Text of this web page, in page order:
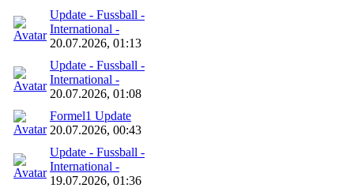
Update - Fussball -
International -
20.07.2026, 01:13
Update - Fussball -
International -
20.07.2026, 01:08
Formel1 Update
20.07.2026, 00:43
Update - Fussball -
International -
19.07.2026, 01:36